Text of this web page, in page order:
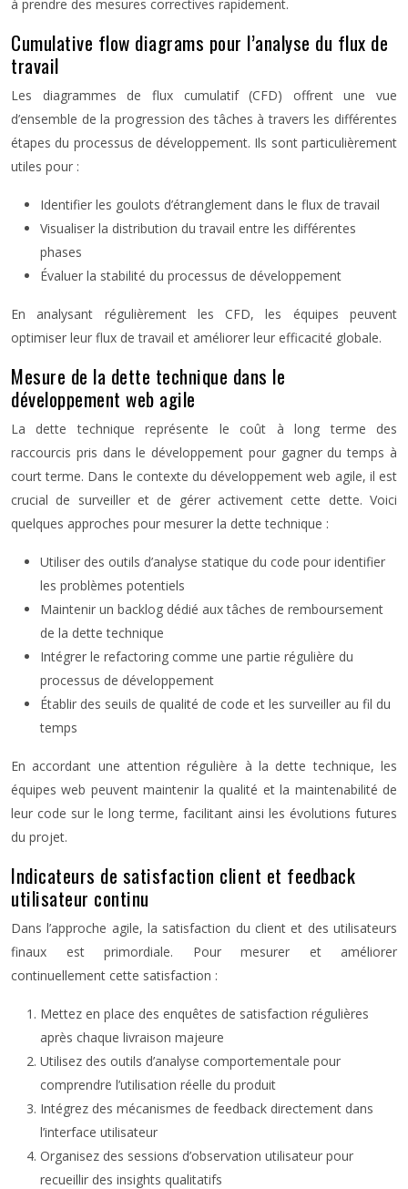
à prendre des mesures correctives rapidement.
Cumulative flow diagrams pour l’analyse du flux de
travail
Les diagrammes de flux cumulatif (CFD) offrent une vue
d’ensemble de la progression des tâches à travers les différentes
étapes du processus de développement. Ils sont particulièrement
utiles pour :
Identifier les goulots d’étranglement dans le flux de travail
Visualiser la distribution du travail entre les différentes
phases
Évaluer la stabilité du processus de développement
En analysant régulièrement les CFD, les équipes peuvent
optimiser leur flux de travail et améliorer leur efficacité globale.
Mesure de la dette technique dans le
développement web agile
La dette technique représente le coût à long terme des
raccourcis pris dans le développement pour gagner du temps à
court terme. Dans le contexte du développement web agile, il est
crucial de surveiller et de gérer activement cette dette. Voici
quelques approches pour mesurer la dette technique :
Utiliser des outils d’analyse statique du code pour identifier
les problèmes potentiels
Maintenir un backlog dédié aux tâches de remboursement
de la dette technique
Intégrer le refactoring comme une partie régulière du
processus de développement
Établir des seuils de qualité de code et les surveiller au fil du
temps
En accordant une attention régulière à la dette technique, les
équipes web peuvent maintenir la qualité et la maintenabilité de
leur code sur le long terme, facilitant ainsi les évolutions futures
du projet.
Indicateurs de satisfaction client et feedback
utilisateur continu
Dans l’approche agile, la satisfaction du client et des utilisateurs
finaux est primordiale. Pour mesurer et améliorer
continuellement cette satisfaction :
Mettez en place des enquêtes de satisfaction régulières
après chaque livraison majeure
Utilisez des outils d’analyse comportementale pour
comprendre l’utilisation réelle du produit
Intégrez des mécanismes de feedback directement dans
l’interface utilisateur
Organisez des sessions d’observation utilisateur pour
recueillir des insights qualitatifs